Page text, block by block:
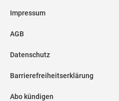
Impressum
AGB
Datenschutz
Barrierefreiheitserklärung
Abo kündigen